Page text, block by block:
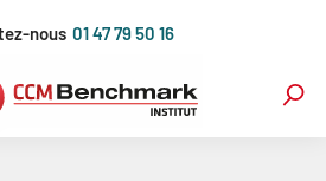
nous 01 47 79 50 16